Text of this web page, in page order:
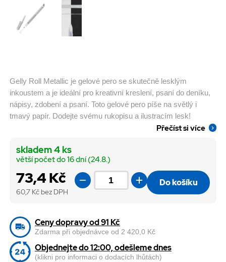
Gelly Roll Metallic je gelové pero se skutečně lesklým
inkoustem a je ideální pro kreativní kreslení, psaní do deníku,
nápisy, zdobení a psaní. Toto gelové pero píše na světlý i
tmavý papír. Dodejte svému rukopisu a ilustracím lesk!
Přečíst si více
73,4 Kč
60,7 Kč bez DPH
skladem 4 ks
větší počet do 16 dní (24.8.)
Do košíku
Ceny dopravy od 91 Kč
Zdarma při objednávce od 2 420,0 Kč
Objednejte do 12:00, odešleme dnes
(klikni pro informaci o dodacích lhůtách)